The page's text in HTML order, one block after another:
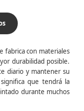
fabrica con materiales
durabilidad posible.
diario y mantener su
que tendrá la
durante muchos